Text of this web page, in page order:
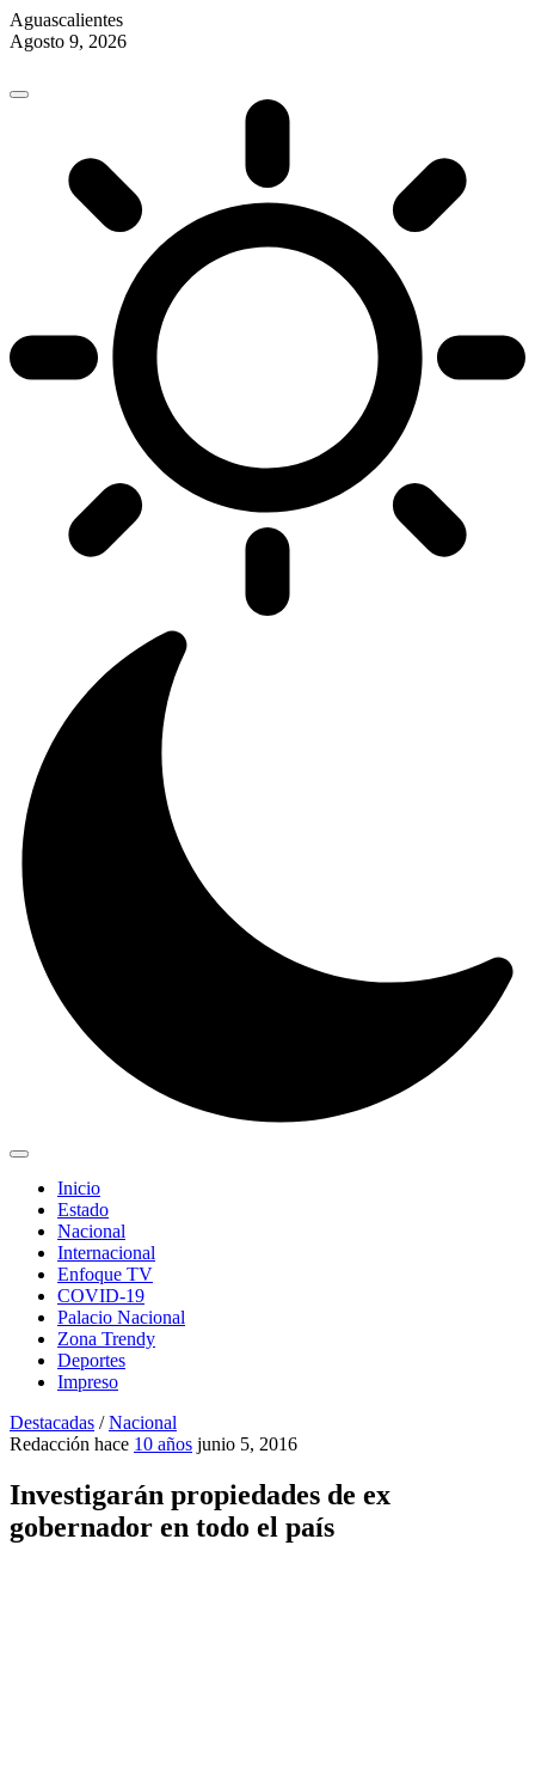
Aguascalientes
Agosto 9, 2026
content
Inicio
Estado
Nacional
Internacional
Enfoque TV
COVID-19
Palacio Nacional
Zona Trendy
Deportes
Impreso
Destacadas /Nacional
Redacción hace 10 años junio 5, 2016
Investigarán propiedades de ex
gobernador en todo el país